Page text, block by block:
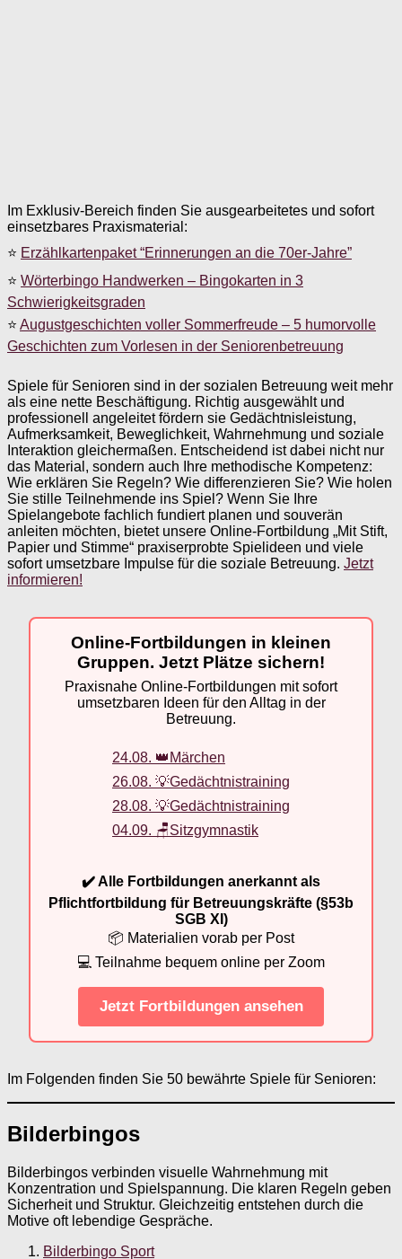
Im Exklusiv-Bereich finden Sie ausgearbeitetes und sofort
einsetzbares Praxismaterial:
⭐ Erzählkartenpaket “Erinnerungen an die 70er-Jahre”
⭐ Wörterbingo Handwerken – Bingokarten in 3
Schwierigkeitsgraden
⭐ Augustgeschichten voller Sommerfreude – 5 humorvolle
Geschichten zum Vorlesen in der Seniorenbetreuung
Spiele für Senioren sind in der sozialen Betreuung weit mehr
als eine nette Beschäftigung. Richtig ausgewählt und
professionell angeleitet fördern sie Gedächtnisleistung,
Aufmerksamkeit, Beweglichkeit, Wahrnehmung und soziale
Interaktion gleichermaßen. Entscheidend ist dabei nicht nur
das Material, sondern auch Ihre methodische Kompetenz:
Wie erklären Sie Regeln? Wie differenzieren Sie? Wie holen
Sie stille Teilnehmende ins Spiel? Wenn Sie Ihre
Spielangebote fachlich fundiert planen und souverän
anleiten möchten, bietet unsere Online-Fortbildung „Mit Stift,
Papier und Stimme“ praxiserprobte Spielideen und viele
sofort umsetzbare Impulse für die soziale Betreuung. Jetzt
informieren!
Online-Fortbildungen in kleinen
Gruppen. Jetzt Plätze sichern!
Praxisnahe Online-Fortbildungen mit sofort
umsetzbaren Ideen für den Alltag in der
Betreuung.
24.08. 👑Märchen
26.08. 💡Gedächtnistraining
28.08. 💡Gedächtnistraining
04.09. 🪑Sitzgymnastik
✔️ Alle Fortbildungen anerkannt als
Pflichtfortbildung für Betreuungskräfte (§53b
SGB XI)
📦 Materialien vorab per Post
💻 Teilnahme bequem online per Zoom
Jetzt Fortbildungen ansehen
Im Folgenden finden Sie 50 bewährte Spiele für Senioren:
Bilderbingos
Bilderbingos verbinden visuelle Wahrnehmung mit
Konzentration und Spielspannung. Die klaren Regeln geben
Sicherheit und Struktur. Gleichzeitig entstehen durch die
Motive oft lebendige Gespräche.
Bilderbingo Sport